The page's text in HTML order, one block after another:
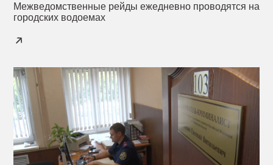
Межведомственные рейды ежедневно проводятся на
городских водоемах